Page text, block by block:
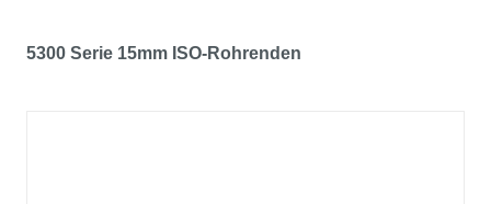
5300 Serie 15mm ISO-Rohrenden